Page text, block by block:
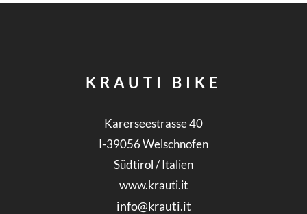
KRAUTI BIKE
Karerseestrasse 40
I-39056Welschnofen
Südtirol / Italien
www.krauti.it
info@krauti.it